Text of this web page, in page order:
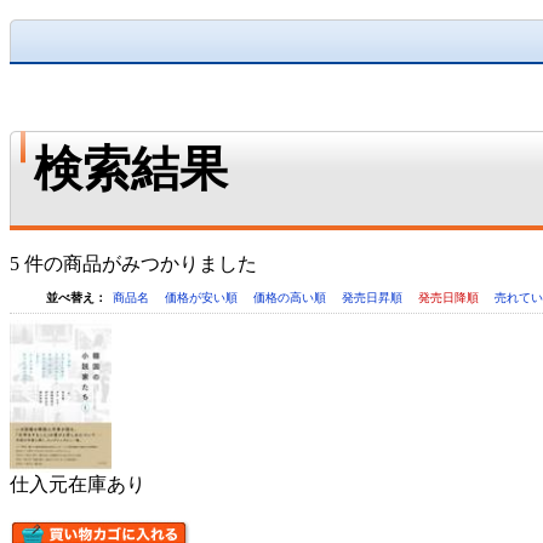
検索結果
5 件の商品がみつかりました
並べ替え： 商品名 価格が安い順 価格の高い順 発売日昇順 発売日降順 売れて
仕入元在庫あり